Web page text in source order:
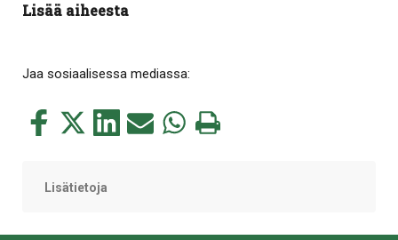
Lisää aiheesta
Jaa sosiaalisessa mediassa:
Jaa
Jaa
Jaa Jaa Jaa Tulosta
Lisätietoja